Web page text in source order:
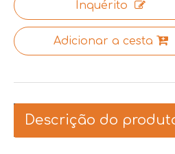
Inquérito
Adicionar a cesta
Descrição do